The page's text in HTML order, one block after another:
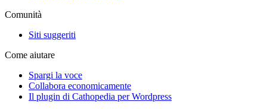
Comunità
Siti suggeriti
Come aiutare
Spargi la voce
Collabora economicamente
Il plugin di Cathopedia per Wordpress